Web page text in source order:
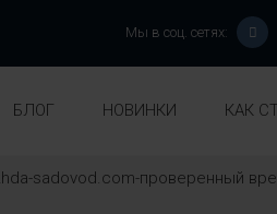
Мы в соц. сетях:
БЛОГ НОВИНКИ КАК
sadovod.com-проверенный